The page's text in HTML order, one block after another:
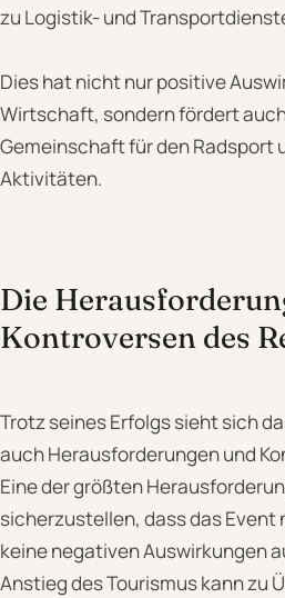
zu Logistik- und
Dies hat nicht nur positive
Wirtschaft, sondern fördert
Gemeinschaft für den Radsport
Aktivitäten.
Die
Kontroversen des
Trotz seines Erfolgs sieht sich
auch Herausforderungen und
Eine der größten
sicherzustellen, dass das
keine negativen Auswirkungen
Anstieg des Tourismus kann zu